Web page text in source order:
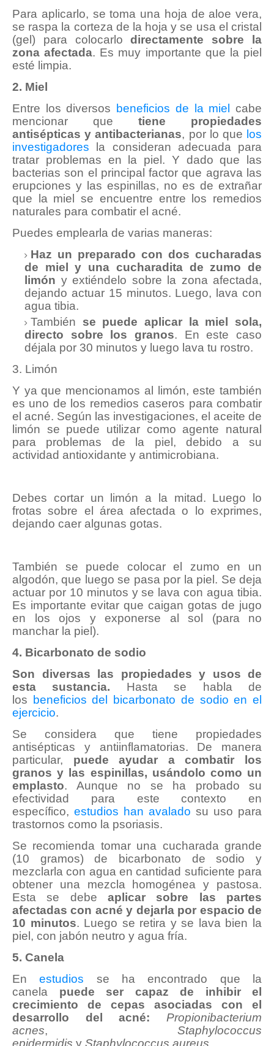
Para aplicarlo, se toma una hoja de aloe vera,
se raspa la corteza de la hoja y se usa el cristal
(gel) para colocarlodirectamente sobre la
zona afectada. Es muy importante que la piel
esté limpia.
2. Miel
Entre los diversos beneficios de la miel
cabe
mencionar que tiene propiedades
antisépticas y antibacterianas, por lo que los
investigadores la consideran adecuada para
tratar problemas en la piel. Y dado que las
bacterias son el principal factor que agrava las
erupciones y las espinillas, no es de extrañar
que la miel se encuentre entre los remedios
naturales para combatir el acné.
Puedes emplearla de varias maneras:
Haz un preparado con dos cucharadas
de miel y una cucharadita de zumo de
limón y extiéndelo sobre la zona afectada,
dejando actuar 15 minutos. Luego, lava con
agua tibia.
También se puede aplicar la miel sola,
directo sobre los granos. En este caso
déjala por 30 minutos y luego lava tu rostro.
3. Limón
Y ya que mencionamos al limón, este también
es uno de los remedios caseros para combatir
el acné. Según las investigaciones, el aceite de
limón se puede utilizar como agente natural
para problemas de la piel, debido a su
actividad antioxidante y antimicrobiana.
Debes cortar un limón a la mitad. Luego lo
frotas sobre el área afectada o lo exprimes,
dejando caer algunas gotas.
También se puede colocar el zumo en un
algodón, que luego se pasa por la piel. Se deja
actuar por 10 minutos y se lava con agua tibia.
Es importante evitar que caigan gotas de jugo
en los ojos y exponerse al sol (para no
manchar la piel).
4. Bicarbonato de sodio
Son diversas las propiedades y usos de
esta sustancia. Hasta se habla de
los beneficios del bicarbonato de sodio en el
ejercicio.
Se considera que tiene propiedades
antisépticas y antiinflamatorias. De manera
particular, puede ayudar a combatir los
granos y las espinillas, usándolo como un
emplasto. Aunque no se ha probado su
efectividad para este contexto en
específico, estudios han avalado su uso para
trastornos como la psoriasis.
Se recomienda tomar una cucharada grande
(10 gramos) de bicarbonato de sodio y
mezclarla con agua en cantidad suficiente para
obtener una mezcla homogénea y pastosa.
Esta se debe aplicar sobre las partes
afectadas con acné y dejarla por espacio de
10 minutos. Luego se retira y se lava bien la
piel, con jabón neutro y agua fría.
5. Canela
Enestudios se ha encontrado que la
canela puede ser capaz de inhibir el
crecimiento de cepas asociadas con el
desarrollo del acné:
Propionibacterium
acnes, Staphylococcus